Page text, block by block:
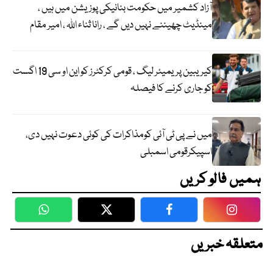
آزاد کشمیر میں حکومت بنانیکی پوزیشن میں ہیں ،
مینڈیٹ چھیننے نہیں دیں گے ، رانا ثناء اللہ ، امیر مقام
کیریبین پریمیئر لیگ ، قومی کرکٹرز کو این او سی 19 اگست
کو جاری کرنے کا فیصلہ
میں نے پی ٹی آئی کومذاکرات کی کوئی دعوت نہیں دی،
اسپیکرقومی اسمبلی
ہمیں فالو کریں
WhatsApp Twitter Facebook
متعلقہ خبریں